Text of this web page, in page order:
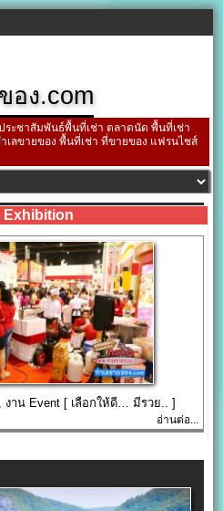
อง.com
ระชาสัมพันธ์พื้นที่เช่า ตลาดนัด พื้นที่เช่า
เลขายของ พื้นที่เช่า ที่ขายของ แฟรนไชส์
Exhibition
าน Event [ เลือกให้ดี… มีรวย.. ]
อ่านต่อ...